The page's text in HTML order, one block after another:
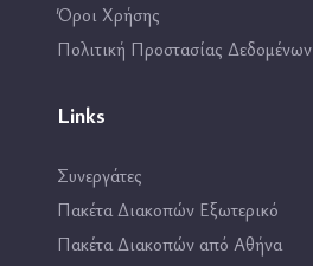
Όροι Χρήσης
Πολιτική Προστασίας Δεδομένων
Links
Συνεργάτες
Πακέτα Διακοπών Εξωτερικό
Πακέτα Διακοπών από Αθήνα